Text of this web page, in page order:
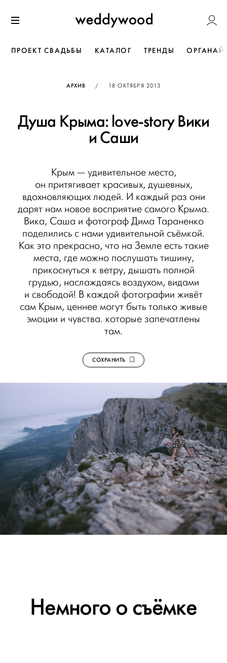
к содержанию
Weddywood
ПРОЕКТ СВАДЬБЫ КАТАЛОГ ТРЕНДЫ
АРХИВ / ОПУБЛИКОВАНО
18 ОКТЯБРЯ 2013
Душа Крыма: love-story Вики
и Саши
Крым — удивительное место,
он притягивает красивых, душевных,
вдохновляющих людей. И каждый раз они
дарят нам новое восприятие самого Крыма.
Вика, Саша и фотограф Дима Тараненко
поделились с нами удивительной съёмкой.
Как это прекрасно, что на Земле есть такие
места, где можно послушать тишину,
прикоснуться к ветру, дышать полной
грудью, наслаждаясь воздухом, видами
и свободой! В каждой фотографии живёт
сам Крым, ценнее могут быть только живые
эмоции и чувства. которые запечатлены
там.
СОХРАНИТЬ
Немного о съёмке